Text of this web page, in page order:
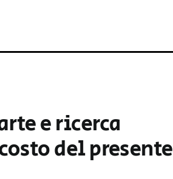
e ricerca
del presente